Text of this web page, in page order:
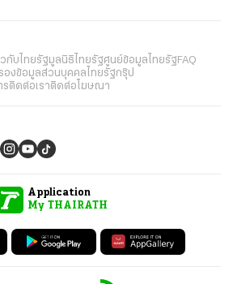
กับไทยรัฐมูลนิธิไทยรัฐศูนย์ข้อมูลไทยรัฐFAQ
องข้อมูลส่วนบุคคลไทยรัฐกรุ๊ป
รติดต่อเราติดต่อโฆษณา
Application
My THAIRATH